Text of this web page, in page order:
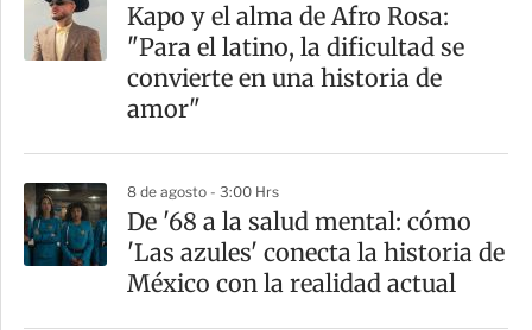
Kapo y el alma de Afro Rosa:
"Para el latino, la dificultad se
convierte en una historia de
amor"
8 de agosto - 3:00 Hrs
De '68 a la salud mental: cómo
'Las azules' conecta la historia de
México con la realidad actual